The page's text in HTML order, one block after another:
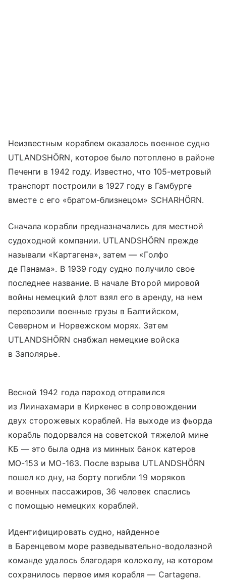
Неизвестным кораблем оказалось военное судно
UTLANDSHÖRN, которое было потоплено в районе
Печенги в 1942 году. Известно, что 105-метровый
транспорт построили в 1927 году в Гамбурге
вместе с его «братом-близнецом» SCHARHÖRN.
Сначала корабли предназначались для местной
судоходной компании. UTLANDSHÖRN прежде
называли «Картагена», затем — «Голфо
де Панама». В 1939 году судно получило свое
последнее название. В начале Второй мировой
войны немецкий флот взял его в аренду, на нем
перевозили военные грузы в Балтийском,
Северном и Норвежском морях. Затем
UTLANDSHÖRN снабжал немецкие войска
в Заполярье.
Весной 1942 года пароход отправился
из Лиинахамари в Киркенес в сопровождении
двух сторожевых кораблей. На выходе из фьорда
корабль подорвался на советской тяжелой мине
КБ — это была одна из минных банок катеров
МО-153 и МО-163. После взрыва UTLANDSHÖRN
пошел ко дну, на борту погибли 19 моряков
и военных пассажиров, 36 человек спаслись
с помощью немецких кораблей.
Идентифицировать судно, найденное
в Баренцевом море разведывательно-водолазной
команде удалось благодаря колоколу, на котором
сохранилось первое имя корабля — Cartagena.